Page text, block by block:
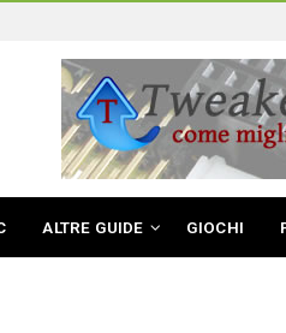
ALTRE GUIDE GIOCHI